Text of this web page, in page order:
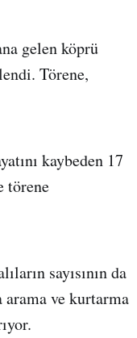
gelen köprü
Törene,
kaybeden 17
törene
sayısının da
ve kurtarma